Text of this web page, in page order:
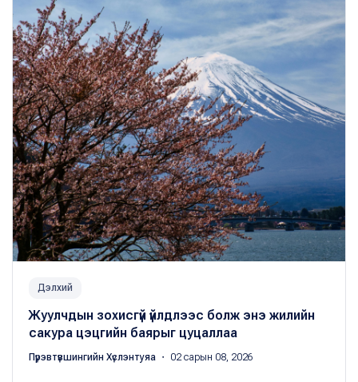
Дэлхий
Жуулчдын зохисгүй үйлдлээс болж энэ жилийн
сакура цэцгийн баярыг цуцаллаа
Пүрэвтүвшингийн Хүслэнтуяа ・ 02 сарын 08, 2026